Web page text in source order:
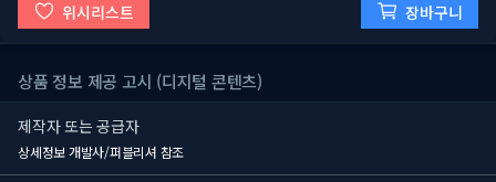
위시리스트 장바구니
상품 정보 제공 고시 (디지털 콘텐츠)
제작자 또는 공급자
상세정보 개발사/퍼블리셔 참조